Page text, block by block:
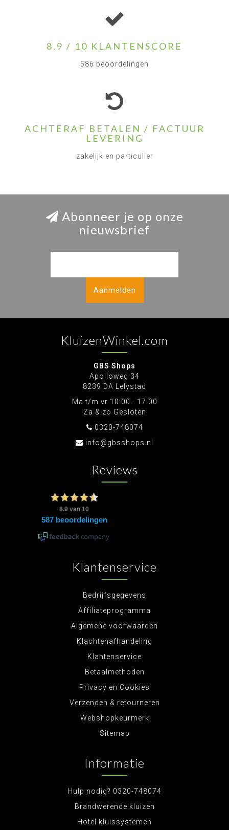
8.9 / 10 KLANTENSCORE
586 beoordelingen
ACHTERAF BETALEN / FACTUUR
LEVERING
zakelijk en particulier
Abonneer je op onze
nieuwsbrief
Aanmelden
KluizenWinkel.com
GBS Shops
Apolloweg 34
8239 DA Lelystad
Ma t/m vr 10:00 - 17:00
Za & zo Gesloten
0320-748074
info@gbsshops.nl
Reviews
Klantenservice
Bedrijfsgegevens
Affiliateprogramma
Algemene voorwaarden
Klachtenafhandeling
Klantenservice
Betaalmethoden
Privacy en Cookies
Verzenden & retourneren
Webshopkeurmerk
Sitemap
Informatie
Hulp nodig? 0320-748074
Brandwerende kluizen
Hotel kluissystemen